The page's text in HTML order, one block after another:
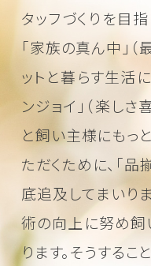
タッフづくりを目指
「家族の真ん中」（
ットと暮らす生活に
ンジョイ」（楽しさ
と飼い主様にもっ
ただくために、 「品
底追及してまいり
術の向上に努め飼
ります。そうするこ